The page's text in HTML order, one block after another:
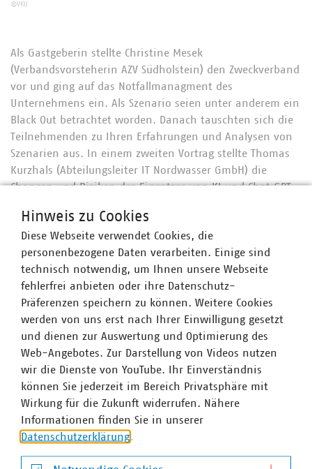
©VKU
Als Gastgeberin stellte Christine Mesek
(Verbandsvorsteherin AZV Südholstein) den Zweckverband
vor und ging auf das Notfallmanagment des
Unternehmens ein. Als Szenario seien unter anderem ein
Black Out betrachtet worden. Danach tauschten sich die
Teilnehmenden zu Ihren Erfahrungen und Analysen von
Szenarien aus. In einem zweiten Vortrag stellte Thomas
Kurzhals (Abteilungsleiter IT Nordwasser GmbH) die
Chancen und Risiken des Einsatzes von KI und Chat GPT
Arbeit von Mitarbeitenden zu unterstützen oder Prozesse
zu automatisieren. Insbesondere mit Blick auf Chat GPT
warnte er jedoch auch vor den Risiken. Der Datenschutz
müsse eingehalten werden, wenn KI mit
unternehmensinternen Daten gespeißt würde. Das gelte
sowohl für eigene Software sowie für externe KI-
Anwendungen. Die Datengrundlage entscheide zudem
über die Qualität der Ergebnisse von KI-Anwendungen. So
benötigten die Antworten von Chat GPT stets einer
Gegenprüfung.
Nach der Sitzung besichtigten die Teilnehmenden die
Kläranlage des AZV Südholstein. Das Thema des
Katastrophenschutzes wird der VKU Nord auf seinem
mit Vertretern der Landesregierungen diskutieren.
Hinweis zu Cookies
Diese Webseite verwendet Cookies, die
personenbezogene Daten verarbeiten. Einige sind
technisch notwendig, um Ihnen unsere Webseite
fehlerfrei anbieten oder ihre Datenschutz-
Präferenzen speichern zu können. Weitere Cookies
werden von uns erst nach Ihrer Einwilligung gesetzt
und dienen zur Auswertung und Optimierung des
Web-Angebotes. Zur Darstellung von Videos nutzen
wir die Dienste von YouTube. Ihr Einverständnis
können Sie jederzeit im Bereich Privatsphäre mit
Wirkung für die Zukunft widerrufen. Nähere
Informationen finden Sie in unserer
Datenschutzerklärung